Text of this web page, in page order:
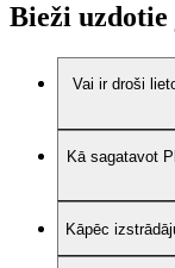
Bieži
Vai ir droši
Kā sagatavot
Kāpēc